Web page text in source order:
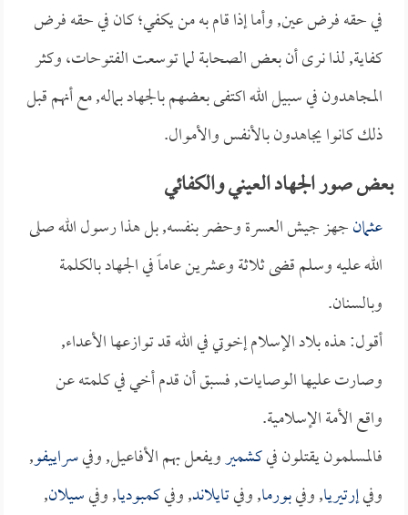
في حقه فرض عين, وأما إذا قام به من يكفي؛ كان في حقه فرض
كفاية, لذا نرى أن بعض الصحابة لما توسعت الفتوحات، وكثر
المجاهدون في سبيل الله اكتفى بعضهم بالجهاد بماله, مع أنهم قبل
ذلك كانوا يجاهدون بالأنفس والأموال.
بعض صور الجهاد العيني والكفائي
عثمانجهز جيش العسرة وحضر بنفسه, بل هذا رسول الله صلى
الله عليه وسلم قضى ثلاثة وعشرين عاماً في الجهاد بالكلمة
وبالسنان.
أقول: هذه بلاد الإسلام إخوتي في الله قد توازعها الأعداء,
وصارت عليها الوصايات, فسبق أن قدم أخي في كلمته عن
واقع الأمة الإسلامية.
فالمسلمون يقتلون فيكشميرويفعل بهم الأفاعيل, وفيسراييفو,
وفيإرتيريا, وفيبورما, وفيتايلاند, وفيكمبوديا, وفيسيلان,